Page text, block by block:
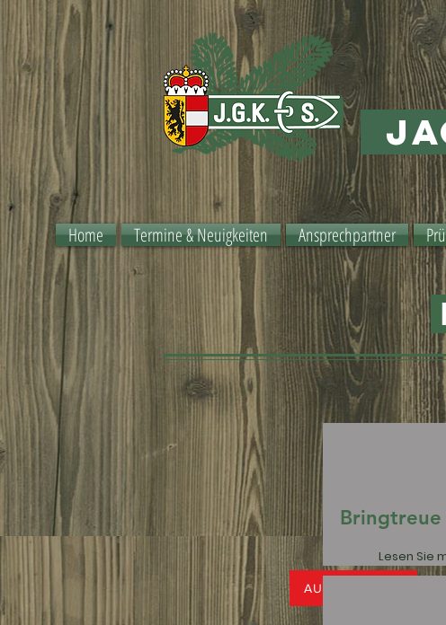
j
Home Termine & Neuigkeiten Ansprechpartner
Lesen Sie
AUSGEBUCHT